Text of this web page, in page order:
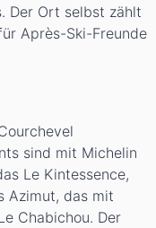
Der Ort selbst zählt
Après-Ski-Freunde
sind mit Michelin
Le Kintessence,
Azimut, das mit
Chabichou. Der